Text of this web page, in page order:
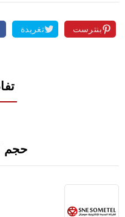
تغريدة بنترست
حجم